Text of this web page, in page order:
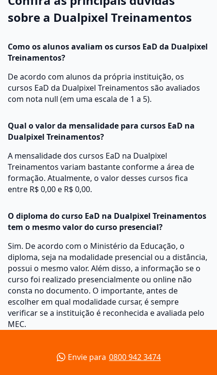
sobre a Dualpixel Treinamentos
Como os alunos avaliam os cursos EaD da Dualpixel
Treinamentos?
De acordo com alunos da própria instituição, os
cursos EaD da Dualpixel Treinamentos são avaliados
com nota null (em uma escala de 1 a 5).
Qual o valor da mensalidade para cursos EaD na
Dualpixel Treinamentos?
A mensalidade dos cursos EaD na Dualpixel
Treinamentos variam bastante conforme a área de
formação. Atualmente, o valor desses cursos fica
entre R$ 0,00 e R$ 0,00.
O diploma do curso EaD na Dualpixel Treinamentos
tem o mesmo valor do curso presencial?
Sim. De acordo com o Ministério da Educação, o
diploma, seja na modalidade presencial ou a distância,
possui o mesmo valor. Além disso, a informação se o
curso foi realizado presencialmente ou online não
consta no documento. O importante, antes de
escolher em qual modalidade cursar, é sempre
verificar se a instituição é reconhecida e avaliada pelo
MEC.
Envie para 0800 942 3474